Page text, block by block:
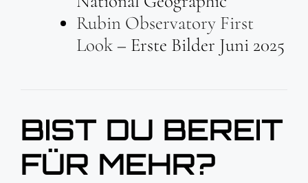
Rubin Observatory First
Look– Erste Bilder Juni 2025
BIST DU BEREIT
FÜR MEHR?